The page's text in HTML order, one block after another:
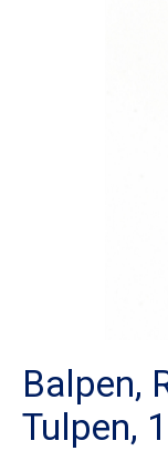
Balpen,
Tulpen,